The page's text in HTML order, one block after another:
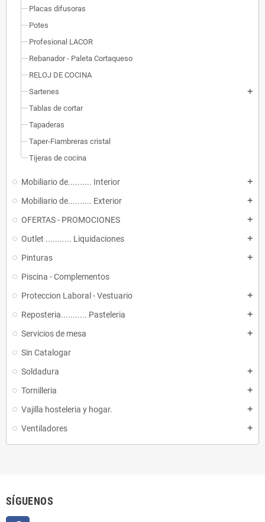
Placas difusoras
Potes
Profesional LACOR
Rebanador - Paleta Cortaqueso
RELOJ DE COCINA
Sartenes
add
Tablas de cortar
Tapaderas
Taper-Fiambreras cristal
Tijeras de cocina
Mobiliario de.......... Interior add
Mobiliario de.......... Exterior add
OFERTAS - PROMOCIONES add
Outlet ........... Liquidaciones add
Pinturas add
Piscina - Complementos
Proteccion Laboral - Vestuario
add
Reposteria........... Pasteleria add
Servicios de mesa add
Sin Catalogar
Soldadura
add
Tornilleria add
Vajilla hosteleria y hogar. add
Ventiladores add
SÍGUENOS